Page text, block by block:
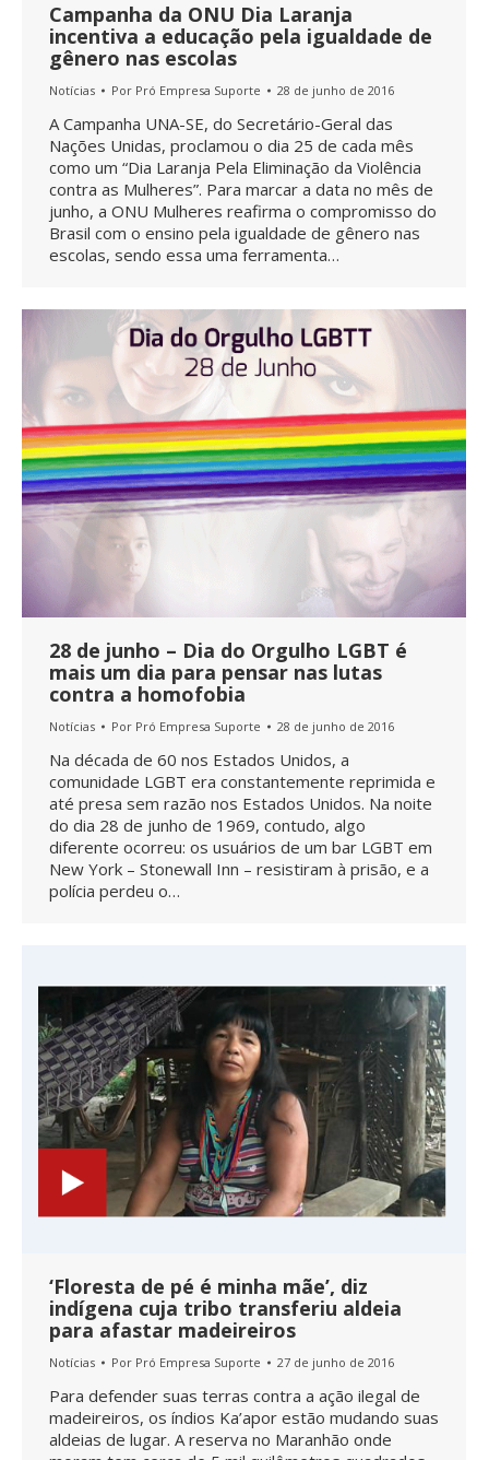
Campanha da ONU Dia Laranja
incentiva a educação pela igualdade de
gênero nas escolas
Notícias Por Pró Empresa Suporte 28 de junho de 2016
A Campanha UNA-SE, do Secretário-Geral das
Nações Unidas, proclamou o dia 25 de cada mês
como um “Dia Laranja Pela Eliminação da Violência
contra as Mulheres”. Para marcar a data no mês de
junho, a ONU Mulheres reafirma o compromisso do
Brasil com o ensino pela igualdade de gênero nas
escolas, sendo essa uma ferramenta…
28 de junho – Dia do Orgulho LGBT é
mais um dia para pensar nas lutas
contra a homofobia
Notícias Por Pró Empresa Suporte 28 de junho de 2016
Na década de 60 nos Estados Unidos, a
comunidade LGBT era constantemente reprimida e
até presa sem razão nos Estados Unidos. Na noite
do dia 28 de junho de 1969, contudo, algo
diferente ocorreu: os usuários de um bar LGBT em
New York – Stonewall Inn – resistiram à prisão, e a
polícia perdeu o…
‘Floresta de pé é minha mãe’, diz
indígena cuja tribo transferiu aldeia
para afastar madeireiros
Notícias Por Pró Empresa Suporte 27 de junho de 2016
Para defender suas terras contra a ação ilegal de
madeireiros, os índios Ka’apor estão mudando suas
aldeias de lugar. A reserva no Maranhão onde